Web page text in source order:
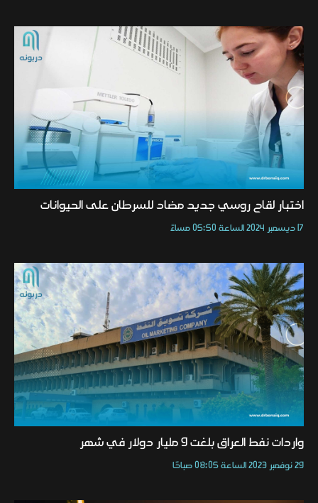
اختبار لقاح روسي جديد مضاد للسرطان على الحيوانات
17 ديسمبر 2024 الساعة 05:50 مساءً
واردات نفط العراق بلغت 9 مليار دولار في شهر
29 نوفمبر 2023 الساعة 08:05 صباحًا